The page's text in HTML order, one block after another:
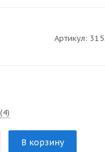
Артикул:
(4)
В корзину